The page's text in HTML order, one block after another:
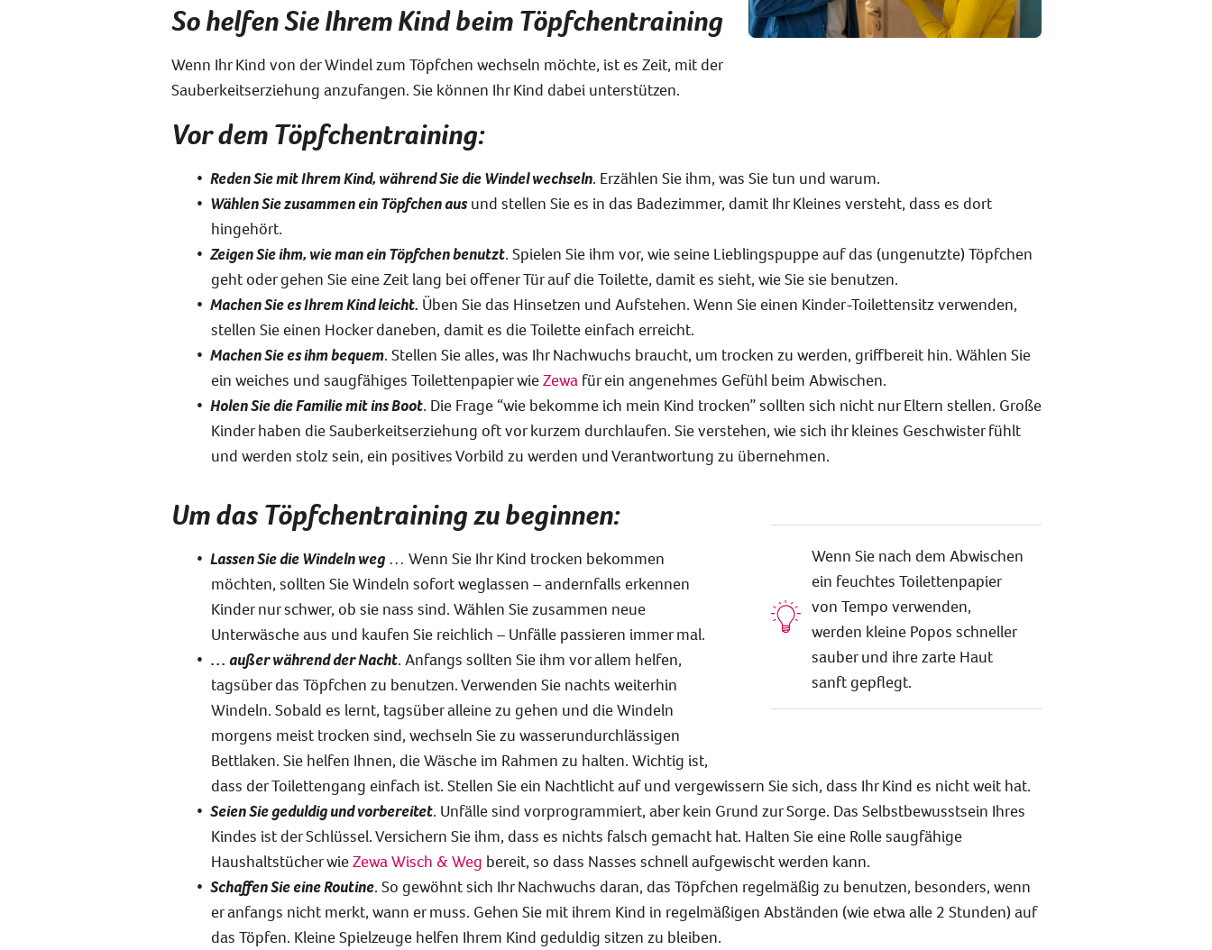
So helfen Sie Ihrem Kind beim Töpfchentraining
Wenn Ihr Kind von der Windel zum Töpfchen wechseln möchte, ist es Zeit, mit der
Sauberkeitserziehung anzufangen. Sie können Ihr Kind dabei unterstützen.
Vor dem Töpfchentraining:
Reden Sie mit Ihrem Kind, während Sie die Windel wechseln. Erzählen Sie ihm, was Sie tun und warum.
Wählen Sie zusammen ein Töpfchen ausund stellen Sie es in das Badezimmer, damit Ihr Kleines versteht, dass es dort
hingehört.
Zeigen Sie ihm, wie man ein Töpfchen benutzt. Spielen Sie ihm vor, wie seine Lieblingspuppe auf das (ungenutzte) Töpfchen
geht oder gehen Sie eine Zeit lang bei offener Tür auf die Toilette, damit es sieht, wie Sie sie benutzen.
Machen Sie es Ihrem Kind leicht. Üben Sie das Hinsetzen und Aufstehen. Wenn Sie einen Kinder-Toilettensitz verwenden,
stellen Sie einen Hocker daneben, damit es die Toilette einfach erreicht.
Machen Sie es ihm bequem. Stellen Sie alles, was Ihr Nachwuchs braucht, um trocken zu werden, griffbereit hin. Wählen Sie
ein weiches und saugfähiges Toilettenpapier wieZewa für ein angenehmes Gefühl beim Abwischen.
Holen Sie die Familie mit ins Boot. Die Frage “wie bekomme ich mein Kind trocken” sollten sich nicht nur Eltern stellen. Große
Kinder haben die Sauberkeitserziehung oft vor kurzem durchlaufen. Sie verstehen, wie sich ihr kleines Geschwister fühlt
und werden stolz sein, ein positives Vorbild zu werden und Verantwortung zu übernehmen.
Wenn Sie nach dem Abwischen
ein feuchtes Toilettenpapier
von Tempo verwenden,
werden kleine Popos schneller
sauber und ihre zarte Haut
sanft gepflegt.
Um das Töpfchentraining zu beginnen:
Lassen Sie die Windeln weg… Wenn Sie Ihr Kind trocken bekommen
möchten, sollten Sie Windeln sofort weglassen – andernfalls erkennen
Kinder nur schwer, ob sie nass sind. Wählen Sie zusammen neue
Unterwäsche aus und kaufen Sie reichlich – Unfälle passieren immer mal.
… außer während der Nacht. Anfangs sollten Sie ihm vor allem helfen,
tagsüber das Töpfchen zu benutzen. Verwenden Sie nachts weiterhin
Windeln. Sobald es lernt, tagsüber alleine zu gehen und die Windeln
morgens meist trocken sind, wechseln Sie zu wasserundurchlässigen
Bettlaken. Sie helfen Ihnen, die Wäsche im Rahmen zu halten. Wichtig ist,
dass der Toilettengang einfach ist. Stellen Sie ein Nachtlicht auf und vergewissern Sie sich, dass Ihr Kind es nicht weit hat.
Seien Sie geduldig und vorbereitet. Unfälle sind vorprogrammiert, aber kein Grund zur Sorge. Das Selbstbewusstsein Ihres
Kindes ist der Schlüssel. Versichern Sie ihm, dass es nichts falsch gemacht hat. Halten Sie eine Rolle saugfähige
Haushaltstücher wieZewa Wisch & Weg bereit, so dass Nasses schnell aufgewischt werden kann.
Schaffen Sie eine Routine. So gewöhnt sich Ihr Nachwuchs daran, das Töpfchen regelmäßig zu benutzen, besonders, wenn
er anfangs nicht merkt, wann er muss. Gehen Sie mit ihrem Kind in regelmäßigen Abständen (wie etwa alle 2 Stunden) auf
das Töpfen. Kleine Spielzeuge helfen Ihrem Kind geduldig sitzen zu bleiben.